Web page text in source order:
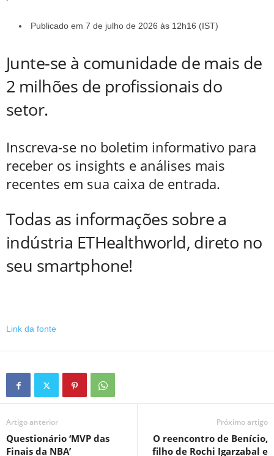
Publicado em 7 de julho de 2026 às 12h16 (IST)
Junte-se à comunidade de mais de
2 milhões de profissionais do
setor.
Inscreva-se no boletim informativo para
receber os insights e análises mais
recentes em sua caixa de entrada.
Todas as informações sobre a
indústria ETHealthworld, direto no
seu smartphone!
Link da fonte
Artigo anterior
Questionário ‘MVP das
Finais da NBA’
Próximo artigo
O reencontro de Benício,
filho de Rochi Igarzabal e